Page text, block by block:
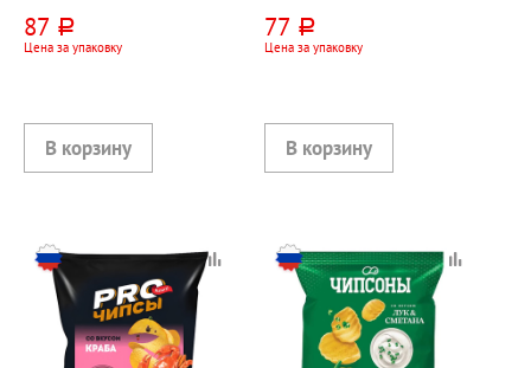
сметаной и луком, 50г
87 руб.
Цена за упаковку
77 руб.
Цена за упаковку